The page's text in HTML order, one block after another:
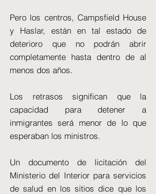
Pero los centros, Campsfield House
y Haslar, están en tal estado de
deterioro que no podrán abrir
completamente hasta dentro de al
menos dos años.
Los retrasos significan que la
capacidad para detener a
inmigrantes será menor de lo que
esperaban los ministros.
Un documento de licitación del
Ministerio del Interior para servicios
de salud en los sitios dice que los